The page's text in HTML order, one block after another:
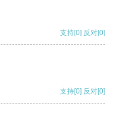
支持[0] 反对[0]
支持[0] 反对[0]